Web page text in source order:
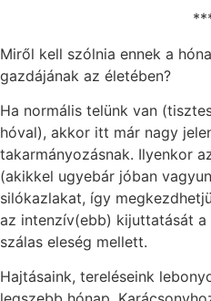
Miről kell szólnia ennek a
gazdájának az életében?
Ha normális telünk van
hóval), akkor itt már nagy
takarmányozásnak. Ilyenkor
(akikkel ugyebár jóban
silókazlakat, így
az intenzív(ebb) kijuttatását a
szálas eleség mellett.
Hajtásaink, tereléseink